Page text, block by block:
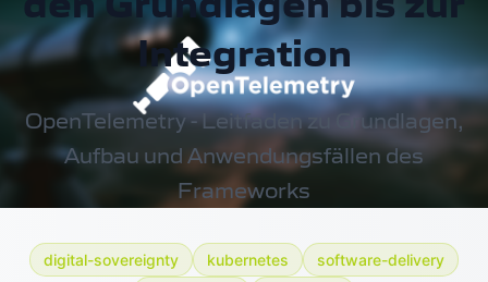
Integration
OpenTelemetry - Leitfaden zu Grundlagen,
Aufbau und Anwendungsfällen des
Frameworks
digital-sovereignty kubernetes
software-delivery